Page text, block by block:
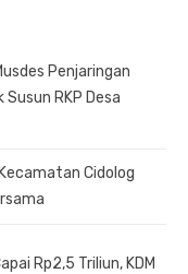
Penjaringan
RKP Desa
Cidolog
Rp2,5 Triliun, KDM